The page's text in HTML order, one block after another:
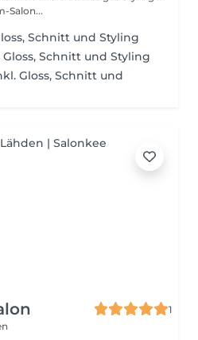
Salon...
Schnitt und Styling
Schnitt und Styling
Gloss, Schnitt und
1